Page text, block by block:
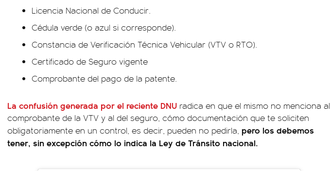
Licencia Nacional de Conducir.
Cédula verde (o azul si corresponde).
Constancia de Verificación Técnica Vehicular (VTV o RTO).
Certificado de Seguro vigente
Comprobante del pago de la patente.
La confusión generada por el reciente DNU radica en que el mismo no menciona al
comprobante de la VTV y al del seguro, cómo documentación que te soliciten
obligatoriamente en un control, es decir, pueden no pedirla, pero los debemos
tener, sin excepción cómo lo indica la Ley de Tránsito nacional.